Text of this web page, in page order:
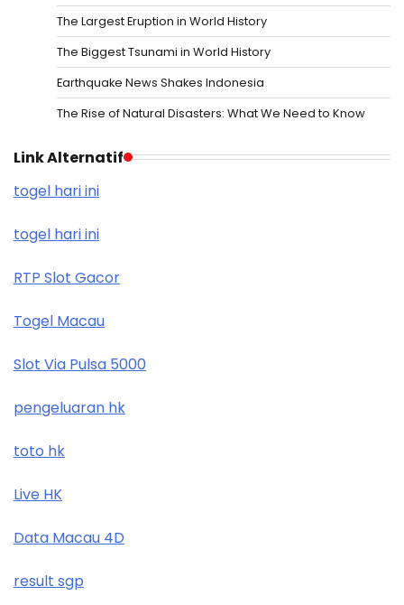
The Largest Eruption in World History
The Biggest Tsunami in World History
Earthquake News Shakes Indonesia
The Rise of Natural Disasters: What We Need to Know
Link Alternatif
togel hari ini
togel hari ini
RTP Slot Gacor
Togel Macau
Slot Via Pulsa 5000
pengeluaran hk
toto hk
Live HK
Data Macau 4D
result sgp